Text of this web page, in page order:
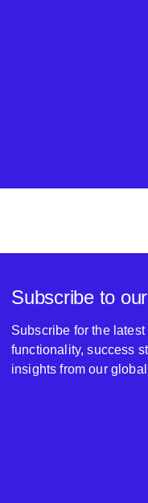
Subscribe to
Subscribe for the
functionality, success
insights from our